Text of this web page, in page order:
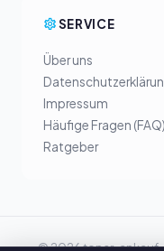
SERVICE
Über uns
Impressum
Häufige Fragen (FAQ)
Ratgeber
© 2026 toner-ankauf-